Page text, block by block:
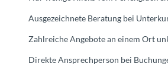
Ausgezeichnete Beratung bei
Zahlreiche Angebote an einem Ort
Direkte Ansprechperson bei